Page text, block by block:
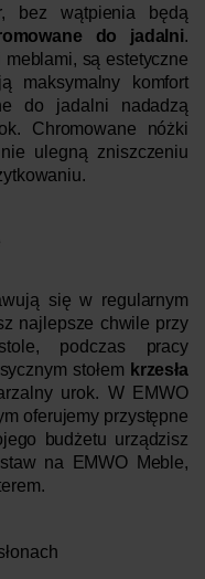
bez wątpienia będą
do jadalni.
są estetyczne
maksymalny komfort
do jadalni nadadzą
Chromowane nóżki
ulegną zniszczeniu
się w regularnym
najlepsze chwile przy
podczas pracy
stołem krzesła
urok. W EMWO
oferujemy przystępne
budżetu urządzisz
na EMWO Meble,